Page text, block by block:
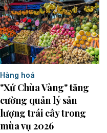
Hàng hoá
"Xứ Chùa Vàng" tăng
cường quản lý sản
lượng trái cây trong
mùa vụ 2026